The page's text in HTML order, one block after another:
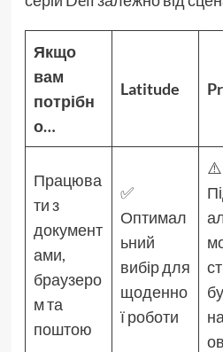
Якщо
вам
потрібн
о…
Latitude
Працюва
ти з
документ
ами,
браузеро
м та
поштою
✅
Оптимал
ьний
вибір для
щоденно
ї роботи
⚠️